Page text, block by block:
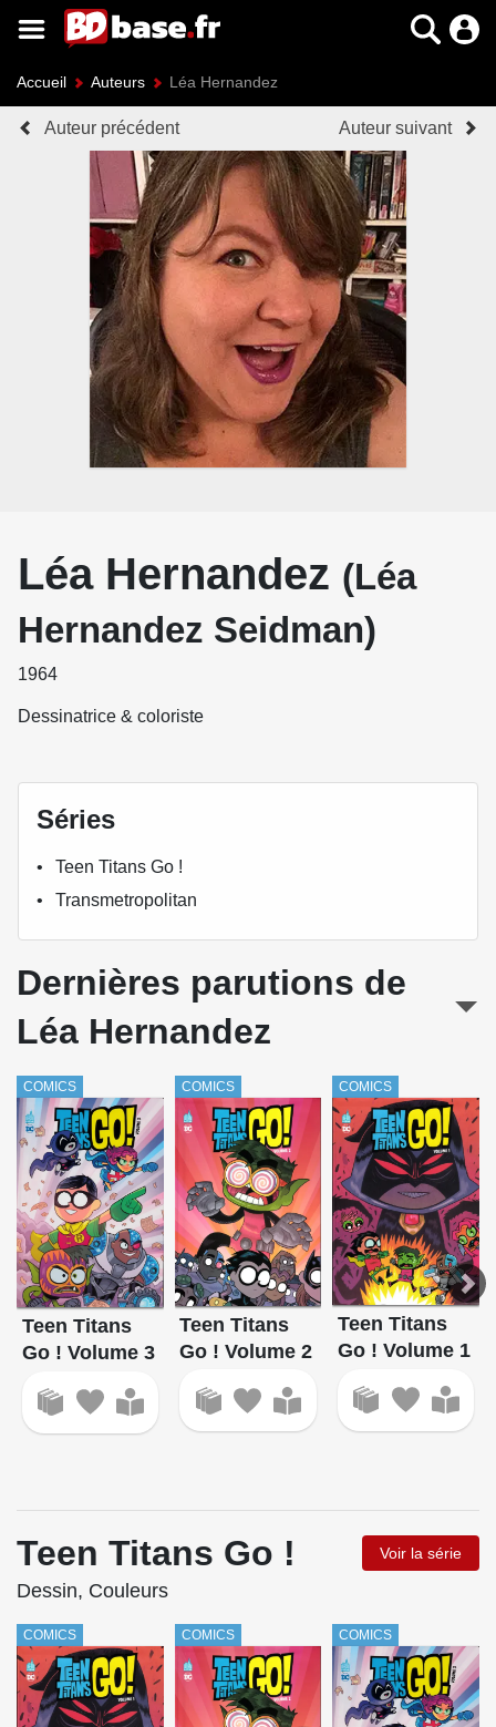
Accueil Auteurs Léa Hernandez
Auteur précédent Auteur suivant
Léa Hernandez (Léa
Hernandez Seidman)
1964
Dessinatrice & coloriste
Séries
Teen Titans Go !
Transmetropolitan
Dernières parutions de
Léa Hernandez
COMICS
Teen Titans
Go ! Volume 3
COMICS
Teen Titans
Go ! Volume 2
COMICS
Teen Titans
Go ! Volume 1
Teen Titans Go ! Voir la série
Dessin, Couleurs
COMICS COMICS COMICS